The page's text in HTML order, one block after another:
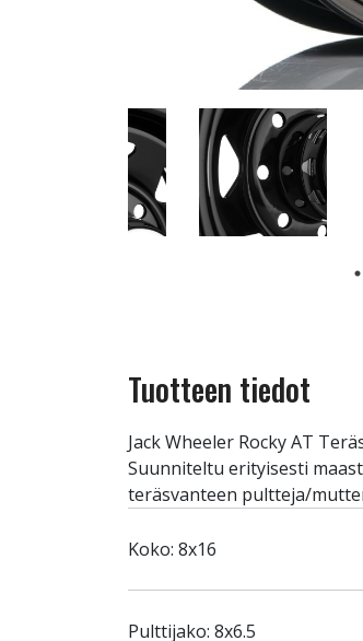
Tuotteen tiedot
Jack Wheeler Rocky AT
Suunniteltu erityisesti
teräsvanteen pultteja/
Koko: 8x16
Pulttijako: 8x6.5